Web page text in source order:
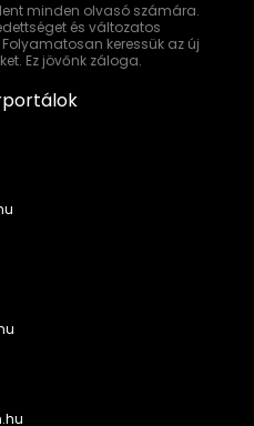
minden olvasó számára.
és változatos
keressük az új
Ez jövőnk záloga.